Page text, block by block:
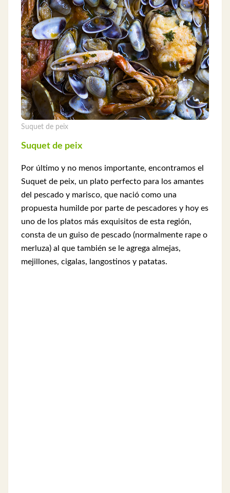
Suquet de peix
Suquet de peix
Por último y no menos importante, encontramos el
Suquet de peix, un plato perfecto para los amantes
del pescado y marisco, que nació como una
propuesta humilde por parte de pescadores y hoy es
uno de los platos más exquisitos de esta región,
consta de un guiso de pescado (normalmente rape o
merluza) al que también se le agrega almejas,
mejillones, cigalas, langostinos y patatas.